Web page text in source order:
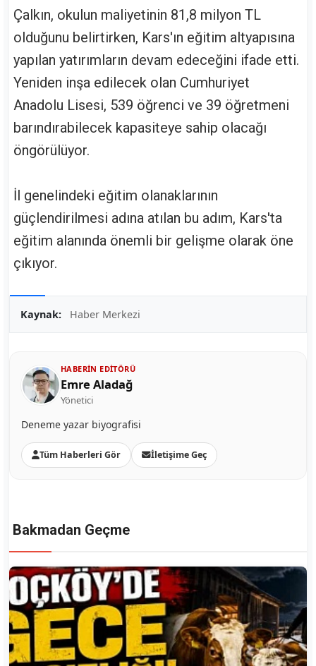
Çalkın, okulun maliyetinin 81,8 milyon TL
olduğunu belirtirken, Kars'ın eğitim altyapısına
yapılan yatırımların devam edeceğini ifade etti.
Yeniden inşa edilecek olan Cumhuriyet
Anadolu Lisesi, 539 öğrenci ve 39 öğretmeni
barındırabilecek kapasiteye sahip olacağı
öngörülüyor.
İl genelindeki eğitim olanaklarının
güçlendirilmesi adına atılan bu adım, Kars'ta
eğitim alanında önemli bir gelişme olarak öne
çıkıyor.
Kaynak: Haber Merkezi
HABERIN EDITÖRÜ
Emre Aladağ
Yönetici
Deneme yazar biyografisi
Tüm Haberleri Gör İletişime Geç
Bakmadan Geçme